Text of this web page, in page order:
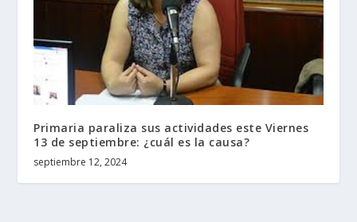
Primaria paraliza sus actividades este Viernes
13 de septiembre: ¿cuál es la causa?
septiembre 12, 2024